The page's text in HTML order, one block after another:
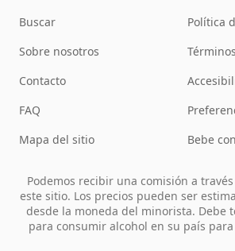
Buscar
Sobre nosotros
Contacto
FAQ
Mapa del sitio
Política
Bebe
Podemos recibir una comisión a
este sitio. Los precios pueden ser
desde la moneda del minorista. Debe
para consumir alcohol en su país